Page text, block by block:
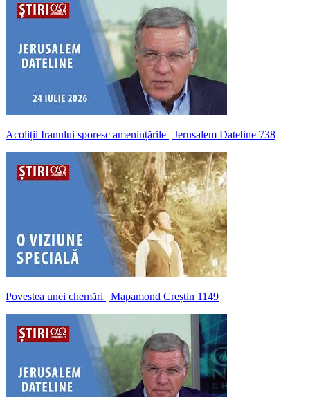
Acoliții Iranului sporesc amenințările | Jerusalem Dateline 738
Povestea unei chemări | Mapamond Creștin 1149